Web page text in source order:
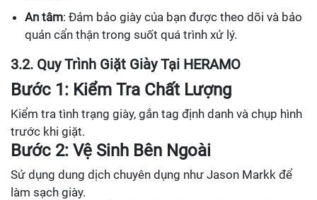
An tâm: Đảm bảo giày của bạn được theo dõi và bảo
quản cẩn thận trong suốt quá trình xử lý.
3.2. Quy Trình Giặt Giày Tại HERAMO
Bước 1: Kiểm Tra Chất Lượng
Kiểm tra tình trạng giày, gắn tag định danh và chụp hình
trước khi giặt.
Bước 2: Vệ Sinh Bên Ngoài
Sử dụng dung dịch chuyên dụng như Jason Markk để
làm sạch giày.